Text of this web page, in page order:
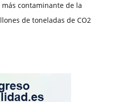
contaminante de la
de toneladas de CO2